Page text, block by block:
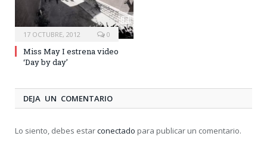
17 OCTUBRE, 2012 0
Miss May I estrena video
‘Day by day’
DEJA UN COMENTARIO
Lo siento, debes estarconectado para publicar un comentario.